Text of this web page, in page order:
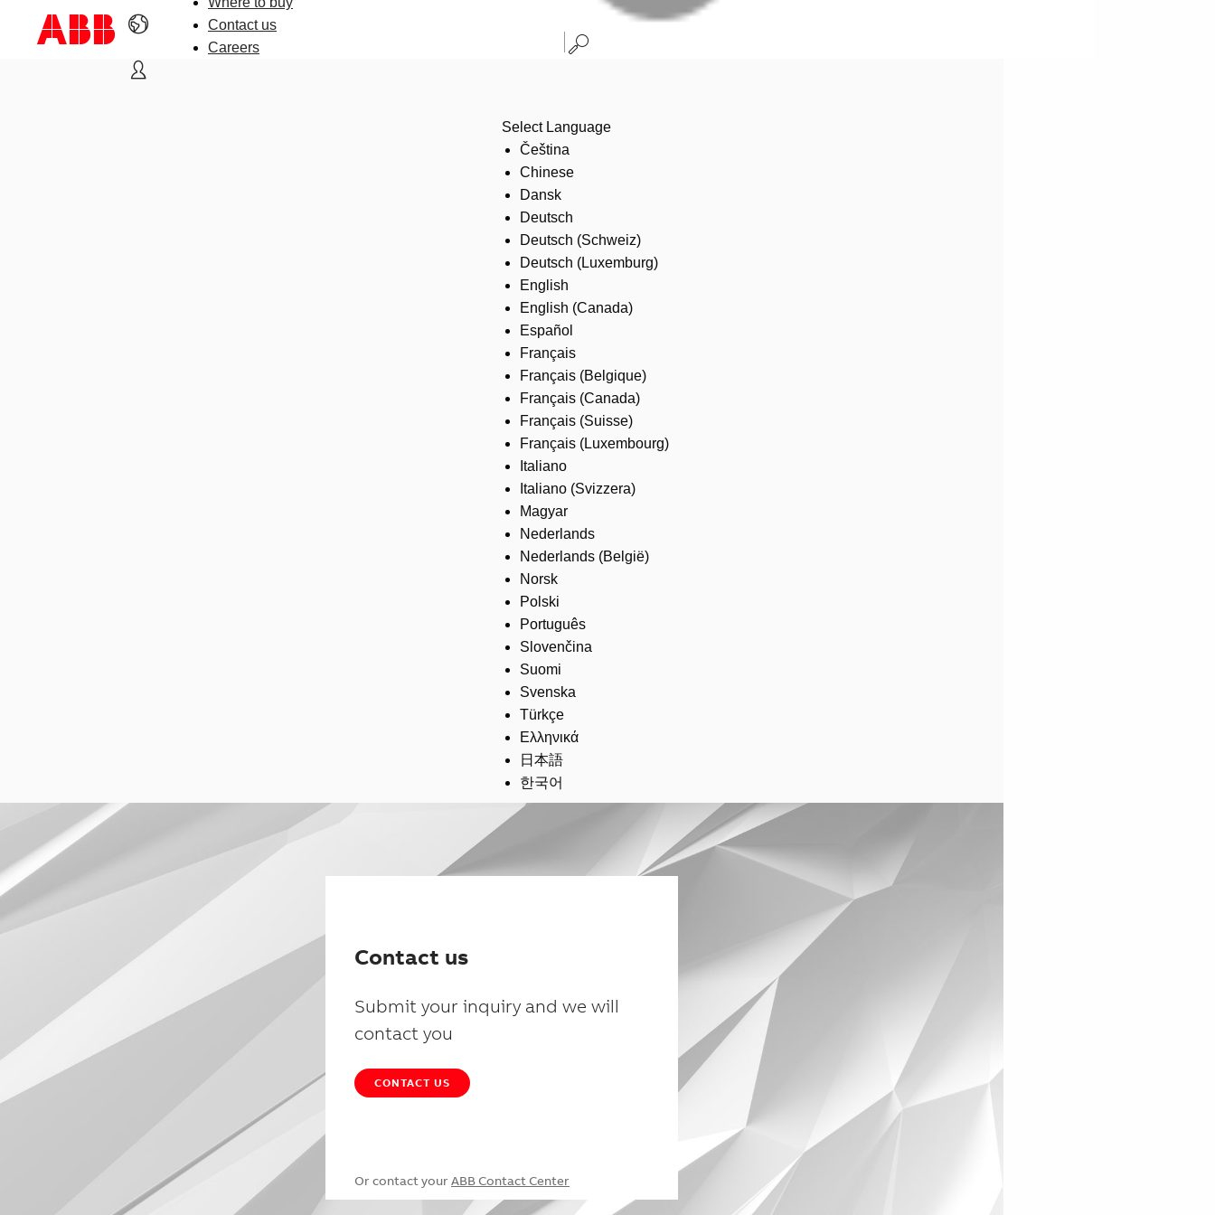
Contact us
Careers
Select Language
Čeština
Chinese
Dansk
Deutsch
Deutsch (Schweiz)
Deutsch (Luxemburg)
English
English (Canada)
Español
Français
Français (Belgique)
Français (Canada)
Français (Suisse)
Français (Luxembourg)
Italiano
Italiano (Svizzera)
Magyar
Nederlands
Nederlands (België)
Norsk
Polski
Português
Slovenčina
Suomi
Svenska
Türkçe
Ελληνικά
日本語
한국어
Contact us
Submit your inquiry and we will
contact you
CONTACT US
Or contact your ABB Contact Center